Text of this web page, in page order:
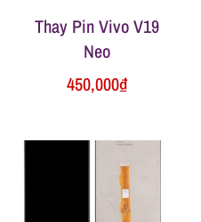
Thay Pin Vivo V19
Neo
450,000₫